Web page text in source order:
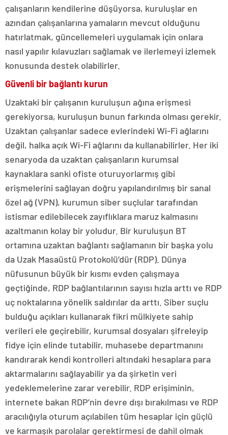
çalışanların kendilerine düşüyorsa, kuruluşlar en
azından çalışanlarına yamaların mevcut olduğunu
hatırlatmak, güncellemeleri uygulamak için onlara
nasıl yapılır kılavuzları sağlamak ve ilerlemeyi izlemek
konusunda destek olabilirler.
Güvenli bir bağlantı kurun
Uzaktaki bir çalışanın kuruluşun ağına erişmesi
gerekiyorsa, kuruluşun bunun farkında olması gerekir.
Uzaktan çalışanlar sadece evlerindeki Wi-Fi ağlarını
değil, halka açık Wi-Fi ağlarını da kullanabilirler. Her iki
senaryoda da uzaktan çalışanların kurumsal
kaynaklara sanki ofiste oturuyorlarmış gibi
erişmelerini sağlayan doğru yapılandırılmış bir sanal
özel ağ (VPN), kurumun siber suçlular tarafından
istismar edilebilecek zayıflıklara maruz kalmasını
azaltmanın kolay bir yoludur. Bir kuruluşun BT
ortamına uzaktan bağlantı sağlamanın bir başka yolu
da Uzak Masaüstü Protokolü’dür (RDP). Dünya
nüfusunun büyük bir kısmı evden çalışmaya
geçtiğinde, RDP bağlantılarının sayısı hızla arttı ve RDP
uç noktalarına yönelik saldırılar da arttı. Siber suçlu
bulduğu açıkları kullanarak fikri mülkiyete sahip
verileri ele geçirebilir, kurumsal dosyaları şifreleyip
fidye için elinde tutabilir, muhasebe departmanını
kandırarak kendi kontrolleri altındaki hesaplara para
aktarmalarını sağlayabilir ya da şirketin veri
yedeklemelerine zarar verebilir. RDP erişiminin,
internete bakan RDP’nin devre dışı bırakılması ve RDP
aracılığıyla oturum açılabilen tüm hesaplar için güçlü
ve karmaşık parolalar gerektirmesi de dahil olmak